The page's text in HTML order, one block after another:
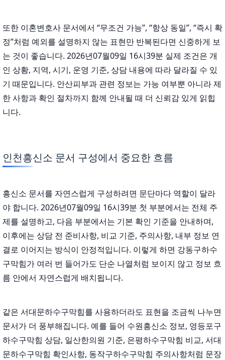
또한 이혼변호사 문서에서 “무조건 가능”, “항상 동일”, “즉시 확
정”처럼 예외를 설명하지 않는 표현만 반복된다면 신중하게 보
는 것이 좋습니다. 2026년07월09일 16시39분 실제 조건은 개
인 상황, 지역, 시기, 운영 기준, 상담 내용에 따라 달라질 수 있
기 때문입니다. 안산피부과 관련 정보는 가능 여부뿐 아니라 제
한 사항과 확인 절차까지 함께 안내될 때 더 신뢰감 있게 읽힙
니다.
인천흥신소 문서 구성에서 중요한 흐름
흥신소 문서를 자연스럽게 구성하려면 문단마다 역할이 달라
야 합니다. 2026년07월09일 16시39분 첫 부분에서는 전체 주
제를 설명하고, 다음 부분에서는 기본 확인 기준을 안내하며,
이후에는 상담 전 준비사항, 비교 기준, 주의사항, 내부 정보 연
결로 이어지는 방식이 안정적입니다. 이렇게 하면 강동구하수
구막힘가 여러 번 들어가도 단순 나열처럼 보이지 않고 정보 흐
름 안에서 자연스럽게 배치됩니다.
같은 서대문하수구막힘를 사용하더라도 표현을 조금씩 나누면
문서가 더 풍부해집니다. 예를 들어 수원흥신소 정보, 영등포구
하수구막힘 상담, 일산한의원 기준, 은평하수구막힘 비교, 서대
문하수구막힘 확인사항, 동작구하수구막힘 주의사항처럼 문장